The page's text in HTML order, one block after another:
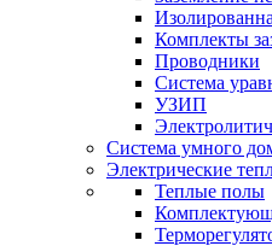
Комплекты
Проводники
Система
УЗИП
Система умного
Электрические
Теплые полы